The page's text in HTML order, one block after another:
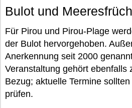
Bulot und
Für Pirou und Pirou-Plage
der Bulot hervorgehoben.
Anerkennung seit 2000
Veranstaltung gehört ebenfalls
Bezug; aktuelle Termine
prüfen.